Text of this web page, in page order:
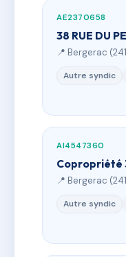
AE2370658
38 RUE DU
📍 Bergerac
Autre syndic
AI4547360
Copropriété
📍 Bergerac
Autre syndic